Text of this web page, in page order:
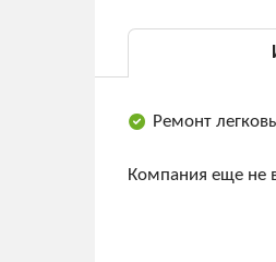
Ремонт
Компания еще не